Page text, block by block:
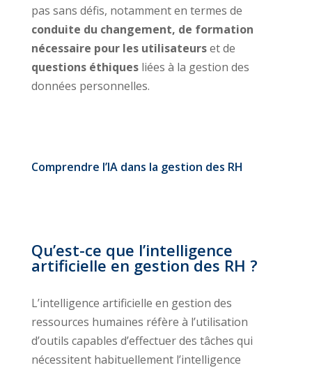
pas sans défis, notamment en termes de
conduite du changement, de formation
nécessaire pour les utilisateurset de
questions éthiquesliées à la gestion des
données personnelles.
Comprendre l’IA dans la gestion des RH
Qu’est-ce que l’intelligence
artificielle en gestion des RH ?
L’intelligence artificielle en gestion des
ressources humaines réfère à l’utilisation
d’outils capables d’effectuer des tâches qui
nécessitent habituellement l’intelligence